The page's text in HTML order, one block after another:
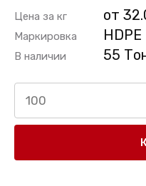
Цена за кг от
Маркировка HDPE
В наличии 55